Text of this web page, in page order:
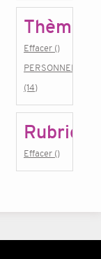
Thème
Effacer ()
PERSONNEL
(14)
Rubrique
Effacer ()